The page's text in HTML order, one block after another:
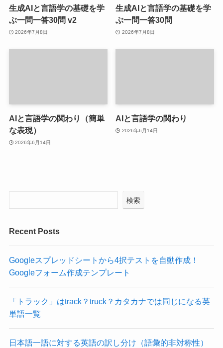
生成AIと言語学の基礎を学
ぶ一問一答30問 v2
2026年7月8日
生成AIと言語学の基礎を学
ぶ一問一答30問
2026年7月8日
AIと言語学の関わり（簡単
な表現）
2026年6月14日
AIと言語学の関わり
2026年6月14日
検索
Recent Posts
Googleスプレッドシートから4択テストを自動作成！
Googleフォーム作成テンプレート
「トラック」はtrack？truck？カタカナでは同じになる英
単語一覧
日本語一語に対する英語の訳し分け（語彙的非対称性）